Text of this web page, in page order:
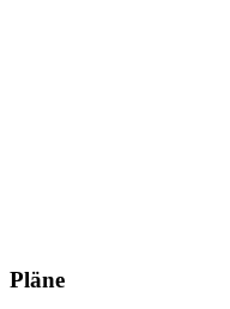
Pläne